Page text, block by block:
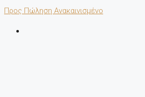
Προς Πώληση Ανακαινισμένο